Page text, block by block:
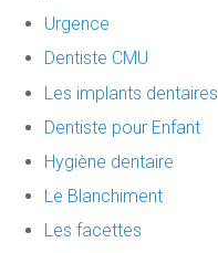
Urgence
Dentiste CMU
Les implants dentaires
Dentiste pour Enfant
Hygiène dentaire
Le Blanchiment
Les facettes